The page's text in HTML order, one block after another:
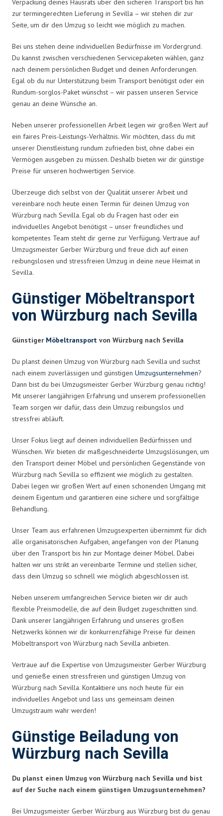
Verpackung deines Hausrats über den sicheren Transport bis hin
zur termingerechten Lieferung in Sevilla – wir stehen dir zur
Seite, um dir den Umzug so leicht wie möglich zu machen.
Bei uns stehen deine individuellen Bedürfnisse im Vordergrund.
Du kannst zwischen verschiedenen Servicepaketen wählen, ganz
nach deinem persönlichen Budget und deinen Anforderungen.
Egal ob du nur Unterstützung beim Transport benötigst oder ein
Rundum-sorglos-Paket wünschst – wir passen unseren Service
genau an deine Wünsche an.
Neben unserer professionellen Arbeit legen wir großen Wert auf
ein faires Preis-Leistungs-Verhältnis. Wir möchten, dass du mit
unserer Dienstleistung rundum zufrieden bist, ohne dabei ein
Vermögen ausgeben zu müssen. Deshalb bieten wir dir günstige
Preise für unseren hochwertigen Service.
Überzeuge dich selbst von der Qualität unserer Arbeit und
vereinbare noch heute einen Termin für deinen Umzug von
Würzburg nach Sevilla. Egal ob du Fragen hast oder ein
individuelles Angebot benötigst – unser freundliches und
kompetentes Team steht dir gerne zur Verfügung. Vertraue auf
Umzugsmeister Gerber Würzburg und freue dich auf einen
reibungslosen und stressfreien Umzug in deine neue Heimat in
Sevilla.
Günstiger Möbeltransport
von Würzburg nach Sevilla
Günstiger Möbeltransport von Würzburg nach Sevilla
Du planst deinen Umzug von Würzburg nach Sevilla und suchst
nach einem zuverlässigen und günstigen Umzugsunternehmen?
Dann bist du bei Umzugsmeister Gerber Würzburg genau richtig!
Mit unserer langjährigen Erfahrung und unserem professionellen
Team sorgen wir dafür, dass dein Umzug reibungslos und
stressfrei abläuft.
Unser Fokus liegt auf deinen individuellen Bedürfnissen und
Wünschen. Wir bieten dir maßgeschneiderte Umzugslösungen, um
den Transport deiner Möbel und persönlichen Gegenstände von
Würzburg nach Sevilla so effizient wie möglich zu gestalten.
Dabei legen wir großen Wert auf einen schonenden Umgang mit
deinem Eigentum und garantieren eine sichere und sorgfältige
Behandlung.
Unser Team aus erfahrenen Umzugsexperten übernimmt für dich
alle organisatorischen Aufgaben, angefangen von der Planung
über den Transport bis hin zur Montage deiner Möbel. Dabei
halten wir uns strikt an vereinbarte Termine und stellen sicher,
dass dein Umzug so schnell wie möglich abgeschlossen ist.
Neben unserem umfangreichen Service bieten wir dir auch
flexible Preismodelle, die auf dein Budget zugeschnitten sind.
Dank unserer langjährigen Erfahrung und unseres großen
Netzwerks können wir dir konkurrenzfähige Preise für deinen
Möbeltransport von Würzburg nach Sevilla anbieten.
Vertraue auf die Expertise von Umzugsmeister Gerber Würzburg
und genieße einen stressfreien und günstigen Umzug von
Würzburg nach Sevilla. Kontaktiere uns noch heute für ein
individuelles Angebot und lass uns gemeinsam deinen
Umzugstraum wahr werden!
Günstige Beiladung von
Würzburg nach Sevilla
Du planst einen Umzug von Würzburg nach Sevilla und bist
auf der Suche nach einem günstigen Umzugsunternehmen?
Bei Umzugsmeister Gerber Würzburg aus Würzburg bist du genau